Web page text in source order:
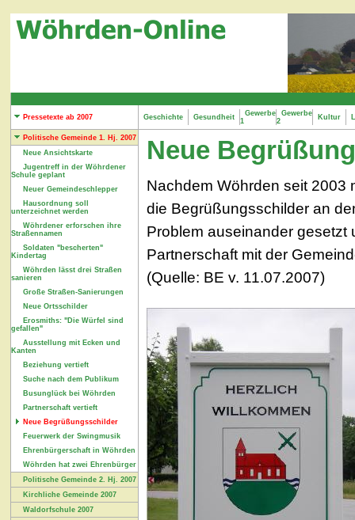
Pressetexte ab 2007 Geschichte Gesundheit
Gewerbe
1
Gewerbe
2
Kultur
Politische Gemeinde 1. Hj. 2007
Neue Ansichtskarte
Jugentreff in der Wöhrdener
Schule geplant
Neuer Gemeindeschlepper
Hausordnung soll
unterzeichnet werden
Wöhrdener erforschen ihre
Straßennamen
Soldaten "bescherten"
Kindertag
Wöhrden lässt drei Straßen
sanieren
Große Straßen-Sanierungen
Neue Ortsschilder
Erosmiths: "Die Würfel sind
gefallen"
Ausstellung mit Ecken und
Kanten
Beziehung vertieft
Suche nach dem Publikum
Busunglück bei Wöhrden
Partnerschaft vertieft
Neue Begrüßungsschilder
Feuerwerk der Swingmusik
Ehrenbürgerschaft in Wöhrden
Wöhrden hat zwei Ehrenbürger
Politische Gemeinde 2. Hj. 2007
Kirchliche Gemeinde 2007
Waldorfschule 2007
Neue
Nachdem Wöhrden seit 2003
die Begrüßungsschilder an
Problem auseinander gesetzt
Partnerschaft mit der
(Quelle: BE v. 11.07.2007)